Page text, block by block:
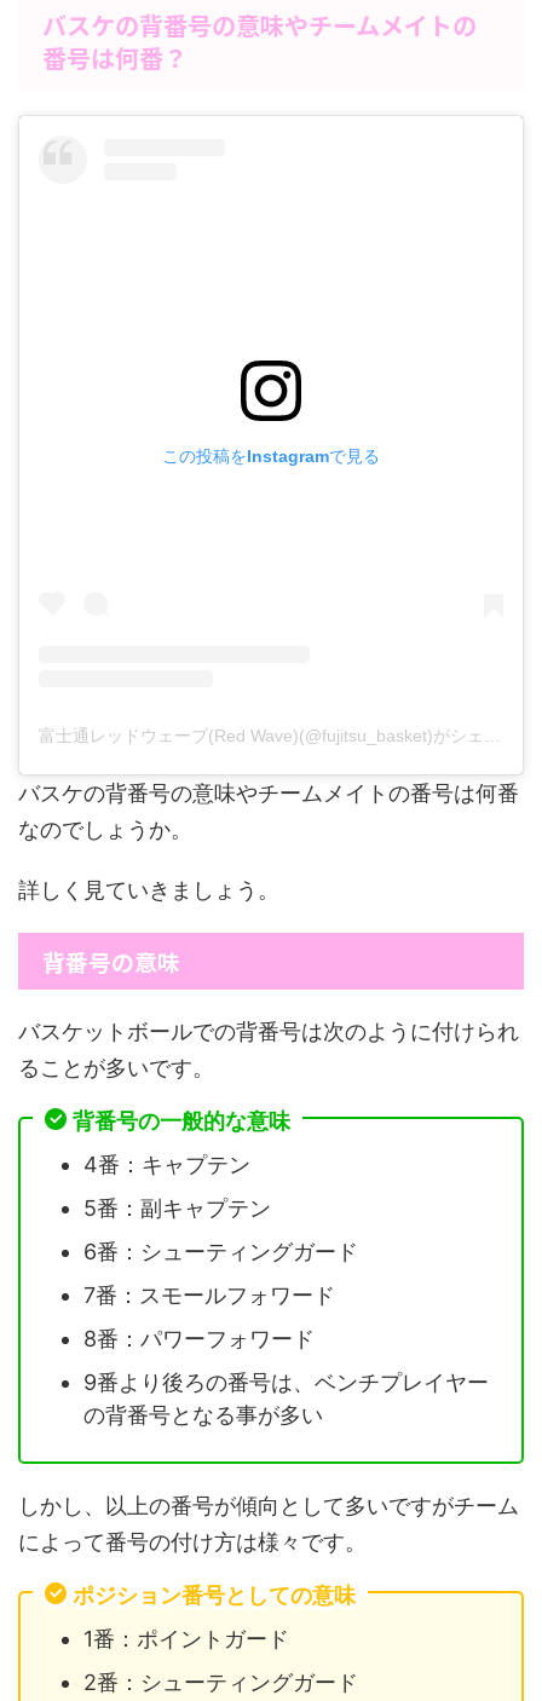
バスケの背番号の意味やチームメイトの
番号は何番？
この投稿をInstagramで見る
バスケの背番号の意味やチームメイトの番号は何番
なのでしょうか。
詳しく見ていきましょう。
背番号の意味
バスケットボールでの背番号は次のように付けられ
ることが多いです。
背番号の一般的な意味
4番：キャプテン
5番：副キャプテン
6番：シューティングガード
7番：スモールフォワード
8番：パワーフォワード
9番より後ろの番号は、ベンチプレイヤー
の背番号となる事が多い
しかし、以上の番号が傾向として多いですがチーム
によって番号の付け方は様々です。
ポジション番号としての意味
1番：ポイントガード
2番：シューティングガード